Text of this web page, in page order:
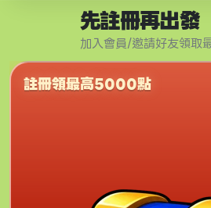
先註冊再出發
加入會員/邀請好友領
註冊領最高5000點